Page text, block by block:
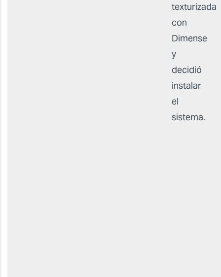
texturizada
con
Dimense
y
decidió
instalar
el
sistema.